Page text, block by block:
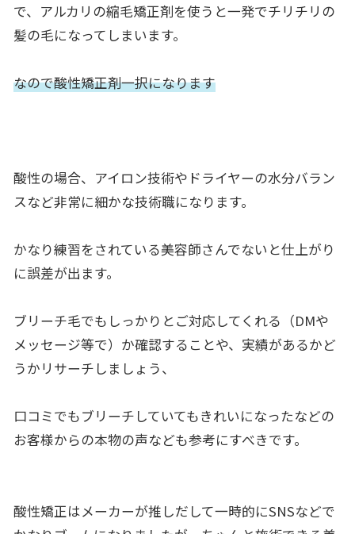
で、アルカリの縮毛矯正剤を使うと一発でチリチリの
髪の毛になってしまいます。
なので酸性矯正剤一択になります
酸性の場合、アイロン技術やドライヤーの水分バラン
スなど非常に細かな技術職になります。
かなり練習をされている美容師さんでないと仕上がり
に誤差が出ます。
ブリーチ毛でもしっかりとご対応してくれる（DMや
メッセージ等で）か確認することや、実績があるかど
うかリサーチしましょう、
口コミでもブリーチしていてもきれいになったなどの
お客様からの本物の声なども参考にすべきです。
酸性矯正はメーカーが推しだして一時的にSNSなどで